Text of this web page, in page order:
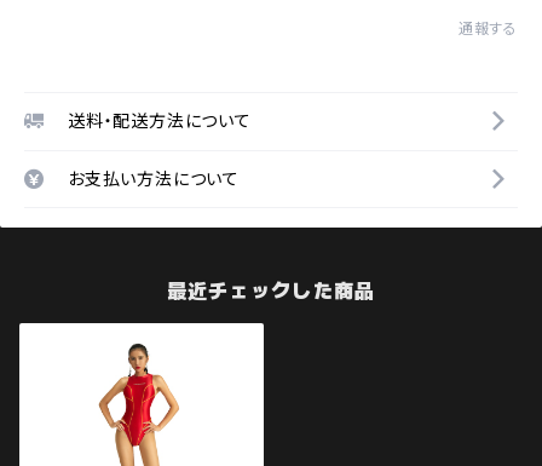
通報する
送料・配送方法について
お支払い方法について
最近チェックした商品